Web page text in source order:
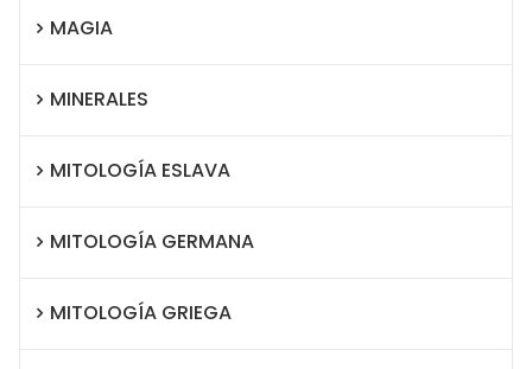
MAGIA
MINERALES
MITOLOGÍA ESLAVA
MITOLOGÍA GERMANA
MITOLOGÍA GRIEGA